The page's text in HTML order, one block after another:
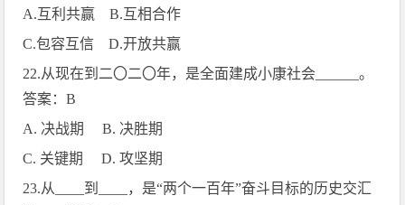
A.互利共赢 B.互相合作
C.包容互信 D.开放共赢
22.从现在到二〇二〇年，是全面建成小康社会 ______。
答案：B
A. 决战期 B. 决胜期
C. 关键期 D.攻坚期
23.从 到
，是“两个一百年”奋斗目标的历史交汇